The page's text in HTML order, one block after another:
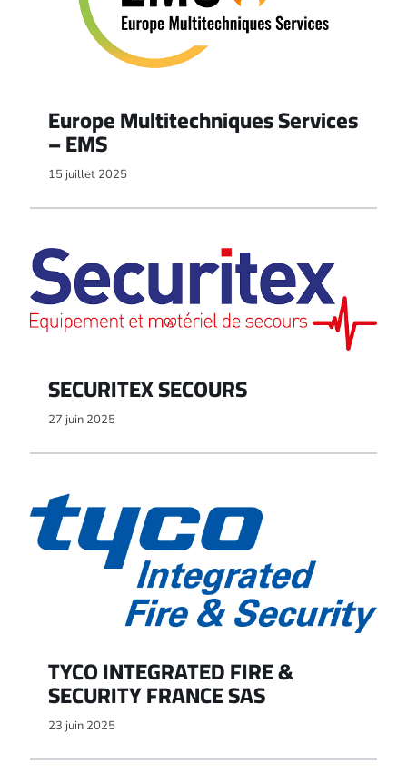
Europe Multitechniques Services
– EMS
15 juillet 2025
SECURITEX SECOURS
27 juin 2025
TYCO INTEGRATED FIRE &
SECURITY FRANCE SAS
23 juin 2025